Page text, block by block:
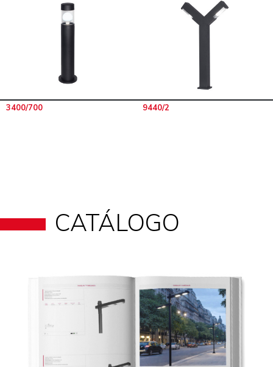
3400/700 9440/2
CATÁLOGO